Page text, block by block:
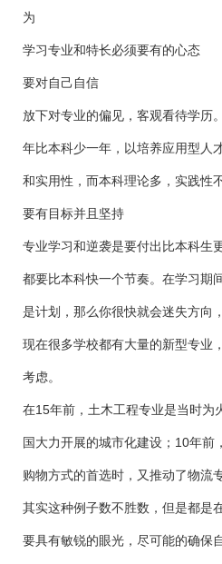
为
学习专业和特长必须要有的心态
要对自己自信
放下对专业的偏见，客观看待学历
年比本科少一年，以培养应用型人
和实用性，而本科理论多，实践性不
要有目标并且坚持
专业学习和逆袭是要付出比本科生
都要比本科快一个节奏。在学习期
是计划，那么你很快就会迷失方向，
现在很多学校都有大量的新型专业
考虑。
在15年前，土木工程专业是当时为
国大力开展的城市化建设；10年前
购物方式的首选时，又推动了物流
其实这种例子数不胜数，但是都是
要具有敏锐的眼光，尽可能的确保